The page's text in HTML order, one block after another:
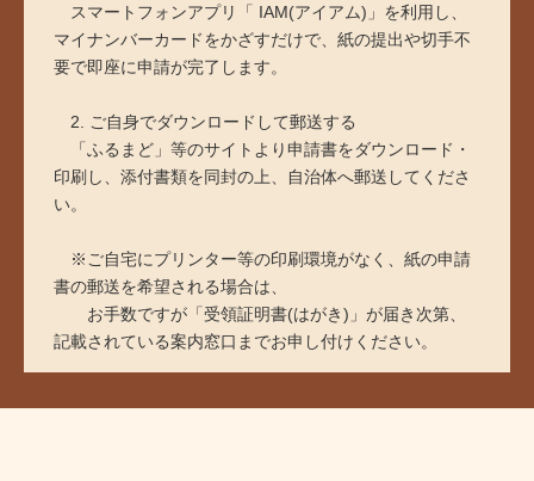
スマートフォンアプリ「 IAM(アイアム)」を利用し、
マイナンバーカードをかざすだけで、紙の提出や切手不
要で即座に申請が完了します。
2. ご自身でダウンロードして郵送する
「ふるまど」等のサイトより申請書をダウンロード・
印刷し、添付書類を同封の上、自治体へ郵送してくださ
い。
※ご自宅にプリンター等の印刷環境がなく、紙の申請
書の郵送を希望される場合は、
お手数ですが「受領証明書(はがき)」が届き次第、
記載されている案内窓口までお申し付けください。